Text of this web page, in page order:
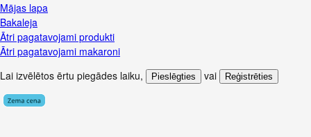
Mājas lapa
Bakaleja
Ātri pagatavojami produkti
Ātri pagatavojami makaroni
Lai izvēlētos ērtu piegādes laiku, Pieslēgties vai Reģistrēties